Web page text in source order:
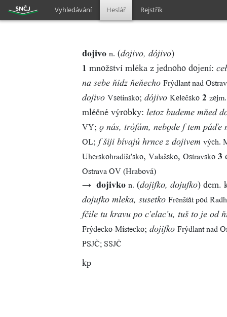
Vyhledávání Heslář Rejstřík
dojivo n. (dojivo, dójivo)
1 množství mléka z jednoho dojení:
na sebe ňidz ňeňecho Frýdlant nad
dojivo Vsetínsko; dójivo Kelečsko 2
mléčné výrobky: letoz budeme mňed
VY;  nás, trófám, nebde f tem páďe
OL; f šiji bívajú hrnce z dojivem vých.
Uherskohradišťsko, Valašsko, Ostravsko 3
Ostrava OV (Hrabová)
→ dojivko n. (dojifko, dojufko) dem.
dojufko mleka, susetko Frenštát pod
fčile tu kravu po c’elac’u, tuš to je od
Frýdecko-Místecko; dojifko Frýdlant nad
PSJČ; SSJČ
kp